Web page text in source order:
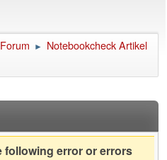
► Notebookcheck Artikel
following error or errors